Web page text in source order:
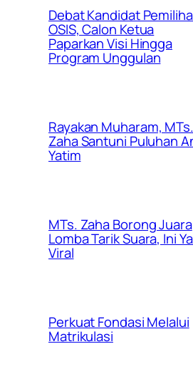
Debat Kandidat
OSIS, Calon Ketua
Paparkan Visi Hingga
Program Unggulan
Rayakan Muharam, MTs.
Zaha Santuni Puluhan
Yatim
MTs. Zaha Borong Juara
Lomba Tarik Suara, Ini
Viral
Perkuat Fondasi Melalui
Matrikulasi